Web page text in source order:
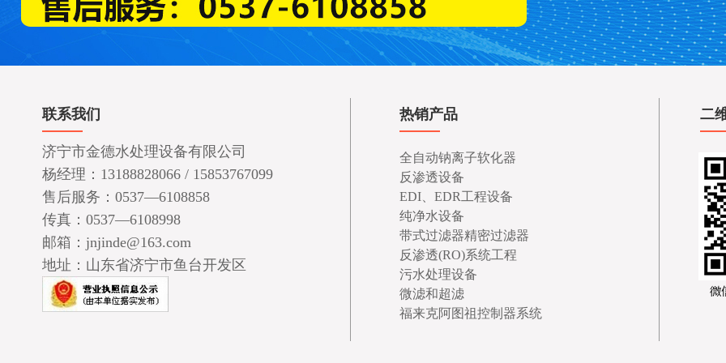
联系我们
济宁市金德水处理设备有限公司
杨经理：13188828066 / 15853767099
售后服务：0537—6108858
传真：0537—6108998
邮箱：jnjinde@163.com
地址：山东省济宁市鱼台开发区
热销产品
全自动钠离子软化器
反渗透设备
EDI、EDR工程设备
纯净水设备
带式过滤器精密过滤器
反渗透(RO)系统工程
污水处理设备
微滤和超滤
福来克阿图祖控制器系统
二